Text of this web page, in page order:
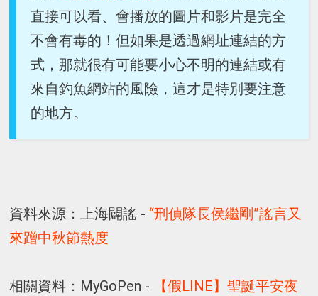
直接可以看、會播放的圖片和影片是完全
不會有毒的！但如果是透過網址連結的方
式，那就很有可能要小心不明的連結或有
來自釣魚網站的風險，這才是特別要注意
的地方。
資料來源：上海闢謠 - “刑偵隊長侯繼剛”謠言又
來蹭中秋節熱度
相關資料：MyGoPen -
【假LINE】聖誕平安夜